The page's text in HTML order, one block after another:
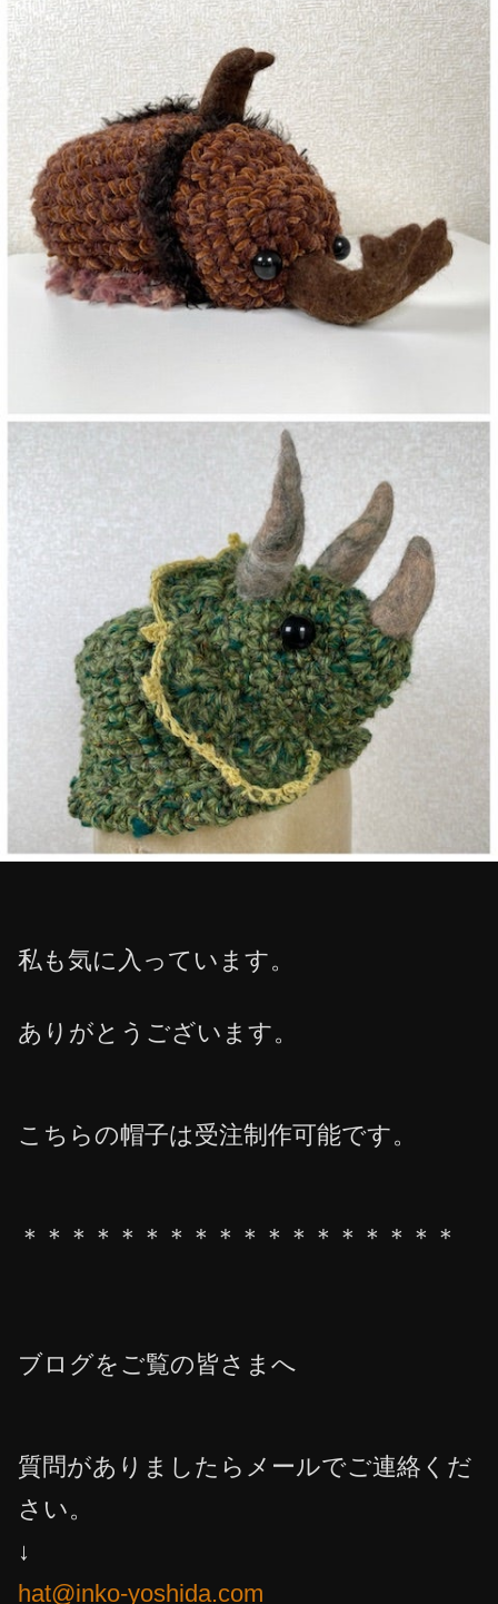
私も気に入っています。
ありがとうございます。
こちらの帽子は受注制作可能です。
＊＊＊＊＊＊＊＊＊＊＊＊＊＊＊＊＊＊
ブログをご覧の皆さまへ
質問がありましたらメールでご連絡くだ
さい。
↓
hat@inko-yoshida.com